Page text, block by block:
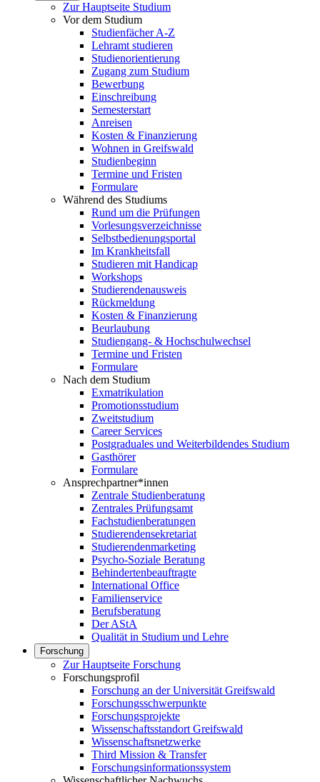
Zur Hauptseite Studium
Vor dem Studium
Studienfächer A-Z
Lehramt studieren
Studienorientierung
Zugang zum Studium
Bewerbung
Einschreibung
Semesterstart
Anreisen
Kosten & Finanzierung
Wohnen in Greifswald
Studienbeginn
Termine und Fristen
Formulare
Während des Studiums
Rund um die Prüfungen
Vorlesungsverzeichnisse
Selbstbedienungsportal
Im Krankheitsfall
Studieren mit Handicap
Workshops
Studierendenausweis
Rückmeldung
Kosten & Finanzierung
Beurlaubung
Studiengang- & Hochschulwechsel
Termine und Fristen
Formulare
Nach dem Studium
Exmatrikulation
Promotionsstudium
Zweitstudium
Career Services
Postgraduales und Weiterbildendes Studium
Gasthörer
Formulare
Ansprechpartner*innen
Zentrale Studienberatung
Zentrales Prüfungsamt
Fachstudienberatungen
Studierendensekretariat
Studierendenmarketing
Psycho-Soziale Beratung
Behindertenbeauftragte
International Office
Familienservice
Berufsberatung
Der AStA
Qualität in Studium und Lehre
Forschung
Zur Hauptseite Forschung
Forschungsprofil
Forschung an der Universität Greifswald
Forschungsschwerpunkte
Forschungsprojekte
Wissenschaftsstandort Greifswald
Wissenschaftsnetzwerke
Third Mission & Transfer
Forschungsinformationssystem